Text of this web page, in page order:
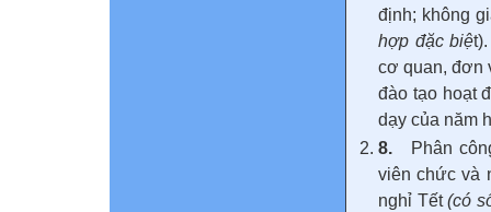
định; không
hợp đặc biệ
cơ quan, đơn
đào tạo hoạt
dạy của năm
8.
Phân
viên chức và
nghỉ Tết(có